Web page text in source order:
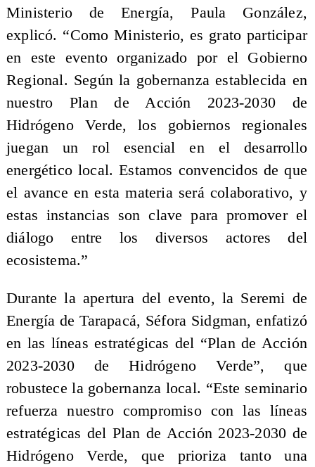
Ministerio de Energía, Paula González,
explicó. “Como Ministerio, es grato participar
en este evento organizado por el Gobierno
Regional. Según la gobernanza establecida en
nuestro Plan de Acción 2023-2030 de
Hidrógeno Verde, los gobiernos regionales
juegan un rol esencial en el desarrollo
energético local. Estamos convencidos de que
el avance en esta materia será colaborativo, y
estas instancias son clave para promover el
diálogo entre los diversos actores del
ecosistema.”
Durante la apertura del evento, la Seremi de
Energía de Tarapacá, Séfora Sidgman, enfatizó
en las líneas estratégicas del “Plan de Acción
2023-2030 de Hidrógeno Verde”, que
robustece la gobernanza local. “Este seminario
refuerza nuestro compromiso con las líneas
estratégicas del Plan de Acción 2023-2030 de
Hidrógeno Verde, que prioriza tanto una